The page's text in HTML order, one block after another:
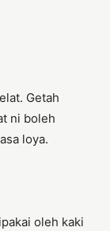
Getah
ni boleh
loya.
oleh kaki